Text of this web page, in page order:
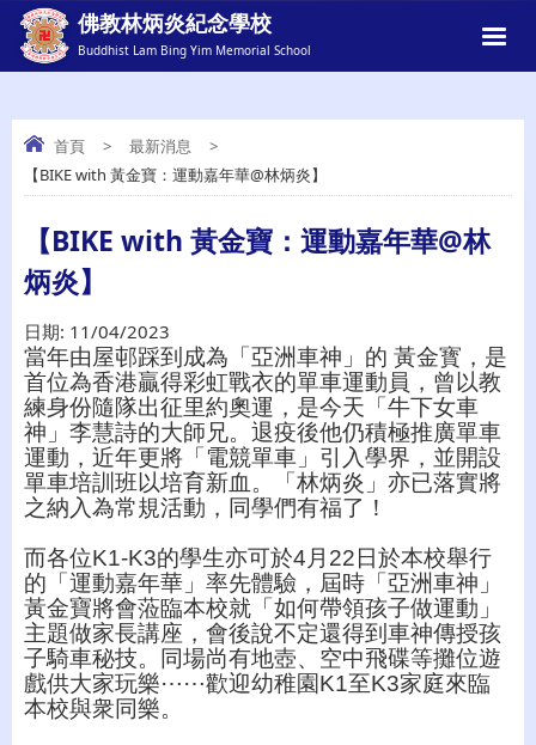
佛教林炳炎紀念學校
Buddhist Lam Bing Yim Memorial School
【BIKE WITH 黃金寶：運動嘉年華@林炳
炎】
首頁 > 最新消息
>
【BIKE with 黃金寶：運動嘉年華@林炳炎】
【BIKE with 黃金寶：運動嘉年華@林
炳炎】
日期: 11/04/2023
當年由屋邨踩到成為「亞洲車神」的 黃金寳，是
首位為香港贏得彩虹戰衣的單車運動員，曾以教
練身份隨隊出征里約奧運，是今天「牛下女車
神」李慧詩的大師兄。退疫後他仍積極推廣單車
運動，近年更將「電競單車」引入學界，並開設
單車培訓班以培育新血。「林炳炎」亦已落實將
之納入為常規活動，同學們有福了！
而各位K1-K3的學生亦可於4月22日於本校舉行
的「運動嘉年華」率先體驗，屆時「亞洲車神」
黃金寶將會蒞臨本校就「如何帶領孩子做運動」
主題做家長講座，會後說不定還得到車神傳授孩
子騎車秘技。同場尚有地壺、空中飛碟等攤位遊
戲供大家玩樂⋯⋯歡迎幼稚園K1至K3家庭來臨
本校與衆同樂。